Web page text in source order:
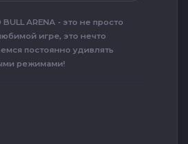
ARENA - это не просто
игре, это нечто
постоянно удивлять
режимами!